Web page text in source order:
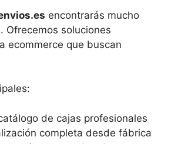
encontrarás mucho
Ofrecemos soluciones
ecommerce que buscan
de cajas profesionales
completa desde fábrica